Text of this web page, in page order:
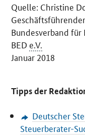
Quelle: Christine
Bundesverband
BED e.V.
Januar 2018
Tipps der
Deutscher
Steuerberater-